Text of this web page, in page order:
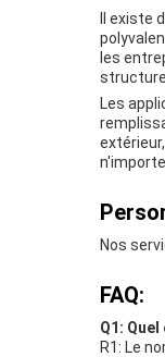
Il
les
Les
n'importe
Nos
FAQ:
Q1:
R1: Le